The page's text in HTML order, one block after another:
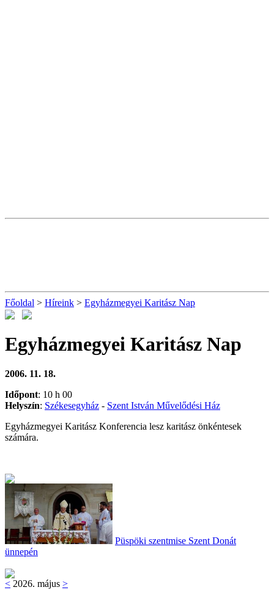
Főoldal > Híreink > Egyházmegyei Karitász Nap
Egyházmegyei Karitász Nap
2006. 11. 18.
Időpont: 10 h 00
Helyszín: Székesegyház - Szent István Művelődési Ház
Egyházmegyei Karitász Konferencia lesz karitász önkéntesek
számára.
Püspöki szentmise Szent Donát
ünnepén
< 2026. május >